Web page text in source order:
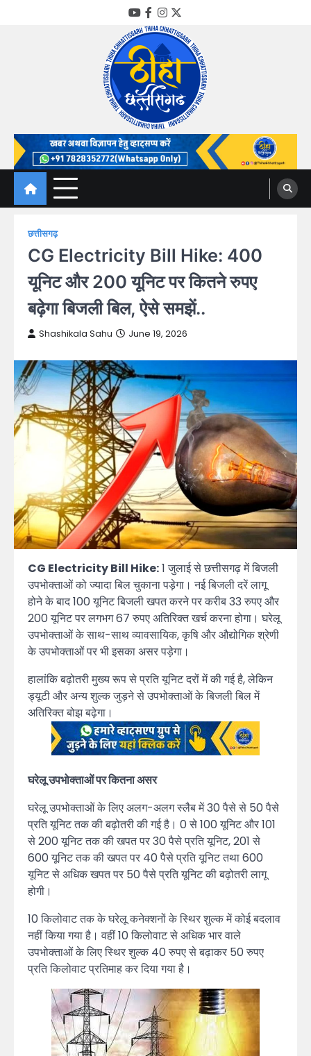
YouTube
Facebook
Instagram
Twitter
Thiha Chhattisgarh
गोठ जन-जन के
छत्तीसगढ़
CG Electricity Bill Hike: 400
यूनिट और 200 यूनिट पर कितने रुपए
बढ़ेगा बिजली बिल, ऐसे समझें..
Shashikala Sahu June 19, 2026
CG Electricity Bill Hike:1 जुलाई से छत्तीसगढ़ में बिजली
उपभोक्ताओं को ज्यादा बिल चुकाना पड़ेगा। नई बिजली दरें लागू
होने के बाद 100 यूनिट बिजली खपत करने पर करीब 33 रुपए और
200 यूनिट पर लगभग 67 रुपए अतिरिक्त खर्च करना होगा। घरेलू
उपभोक्ताओं के साथ-साथ व्यावसायिक, कृषि और औद्योगिक श्रेणी
के उपभोक्ताओं पर भी इसका असर पड़ेगा।
हालांकि बढ़ोतरी मुख्य रूप से प्रति यूनिट दरों में की गई है, लेकिन
ड्यूटी और अन्य शुल्क जुड़ने से उपभोक्ताओं के बिजली बिल में
अतिरिक्त बोझ बढ़ेगा।
घरेलू उपभोक्ताओं पर कितना असर
घरेलू उपभोक्ताओं के लिए अलग-अलग स्लैब में 30 पैसे से 50 पैसे
प्रति यूनिट तक की बढ़ोतरी की गई है। 0 से 100 यूनिट और 101
से 200 यूनिट तक की खपत पर 30 पैसे प्रति यूनिट, 201 से
600 यूनिट तक की खपत पर 40 पैसे प्रति यूनिट तथा 600
यूनिट से अधिक खपत पर 50 पैसे प्रति यूनिट की बढ़ोतरी लागू
होगी।
10 किलोवाट तक के घरेलू कनेक्शनों के स्थिर शुल्क में कोई बदलाव
नहीं किया गया है। वहीं 10 किलोवाट से अधिक भार वाले
उपभोक्ताओं के लिए स्थिर शुल्क 40 रुपए से बढ़ाकर 50 रुपए
प्रति किलोवाट प्रतिमाह कर दिया गया है।